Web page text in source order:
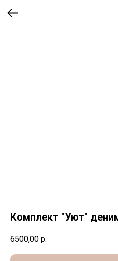
Комплект "Уют"
6500,00 р.